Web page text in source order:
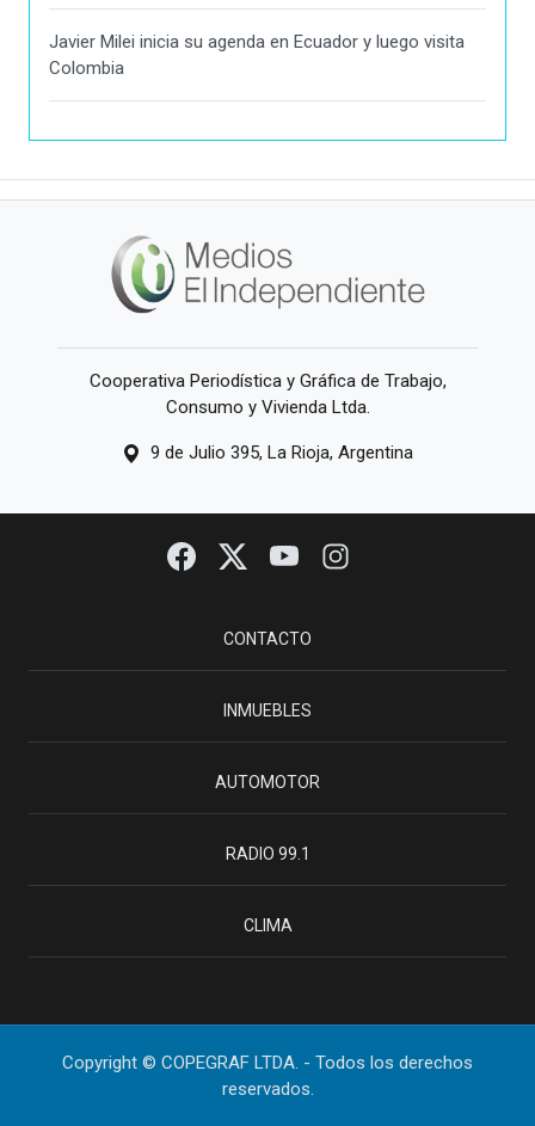
Javier Milei inicia su agenda en Ecuador y luego visita
Colombia
Cooperativa Periodística y Gráfica de Trabajo,
Consumo y Vivienda Ltda.
9 de Julio 395, La Rioja, Argentina
CONTACTO
INMUEBLES
AUTOMOTOR
RADIO 99.1
CLIMA
Copyright © COPEGRAF LTDA. - Todos los derechos
reservados.